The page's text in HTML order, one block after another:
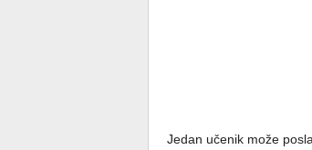
Jedan učenik može